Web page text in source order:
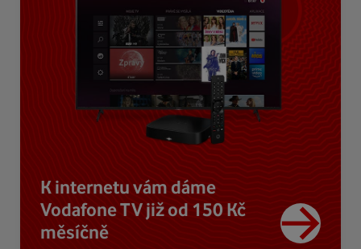
K internetu vám dáme
Vodafone TV již od 150 Kč
měsíčně